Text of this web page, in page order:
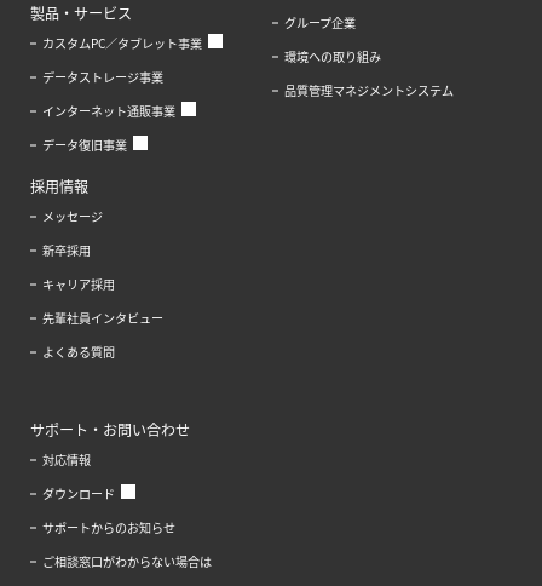
製品・サービス
カスタムPC／タブレット事業
データストレージ事業
インターネット通販事業
データ復旧事業
グループ企業
環境への取り組み
品質管理マネジメントシステム
採用情報
メッセージ
新卒採用
キャリア採用
先輩社員インタビュー
よくある質問
サポート・お問い合わせ
対応情報
ダウンロード
サポートからのお知らせ
ご相談窓口がわからない場合は